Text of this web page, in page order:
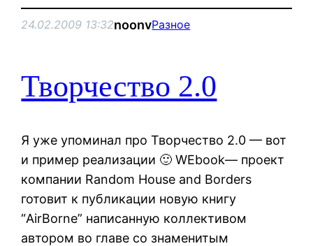
24.02.2009 13:32noonvРазное
Творчество 2.0
Я уже упоминал про Творчество 2.0 — вот
и пример реализации 🙂 WEbook— проект
компании Random House and Borders
готовит к публикации новую книгу
“AirBorne” написанную коллективом
автором во главе со знаменитым